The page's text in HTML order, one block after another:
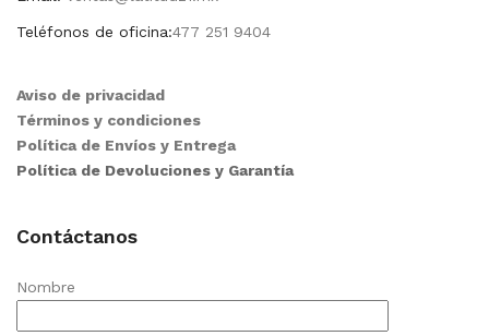
Teléfonos de oficina:477 251 9404
Aviso de privacidad
Términos y condiciones
Política de Envíos y Entrega
Política de Devoluciones y Garantía
Contáctanos
Nombre